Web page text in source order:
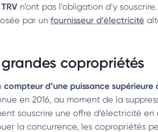
n’ont pas l’obligation d’y
par un fournisseur d’électricité
copropriétés
compteur d’une puissance supérieure
en 2016, au moment de la
souscrire une offre d’électricité en
la concurrence, les copropriétés